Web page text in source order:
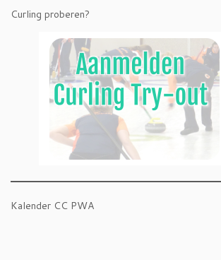
Curling proberen?
Kalender CC PWA